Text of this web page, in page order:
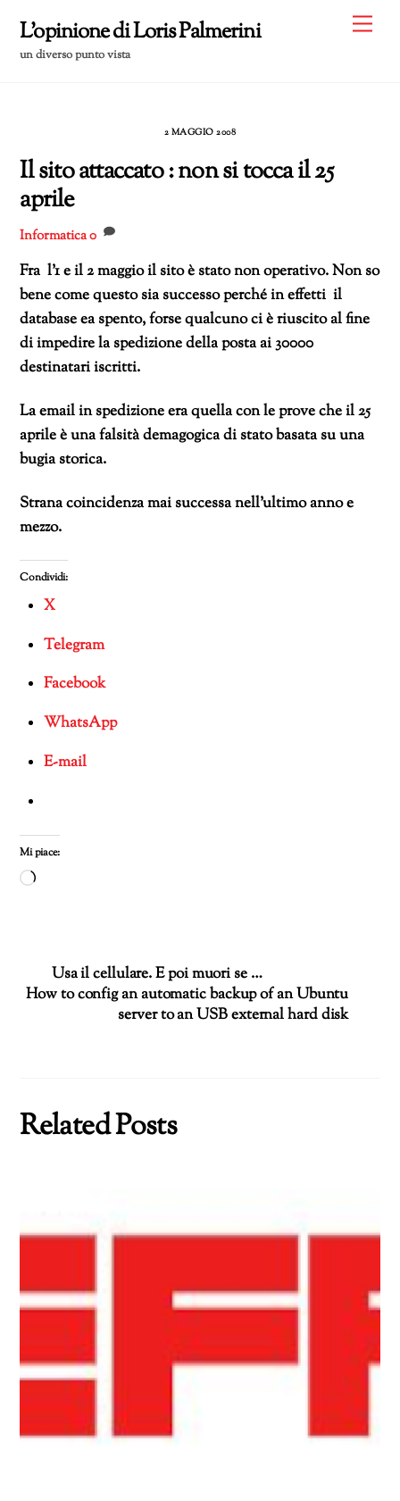
content
L'opinione di Loris Palmerini
un diverso punto vista
2 MAGGIO 2008
Il sito attaccato : non si tocca il 25
aprile
Informatica0
Fra l’1 e il 2 maggio il sito è stato non operativo. Non so
bene come questo sia successo perché in effetti il
database ea spento, forse qualcuno ci è riuscito al fine
di impedire la spedizione della posta ai 30000
destinatari iscritti.
La email in spedizione era quella con le prove che il 25
aprile è una falsità demagogica di stato basata su una
bugia storica.
Strana coincidenza mai successa nell’ultimo anno e
mezzo.
Condividi:
X
Telegram
Facebook
WhatsApp
E-mail
Mi piace:
Caricamento
Usa il cellulare. E poi muori se …
How to config an automatic backup of an Ubuntu
server to an USB external hard disk
Related Posts